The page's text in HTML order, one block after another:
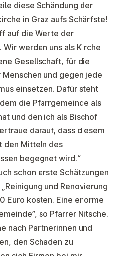
diese Schändung der
in Graz aufs Schärfste!
auf die Werte der
Wir werden uns als Kirche
Gesellschaft, für die
und gegen jede
einsetzen. Dafür steht
die Pfarrgemeinde als
und den ich als Bischof
darauf, dass diesem
den Mitteln des
begegnet wird.“
schon erste Schätzungen
und Renovierung
Euro kosten. Eine enorme
so Pfarrer Nitsche.
nach Partnerinnen und
den Schaden zu